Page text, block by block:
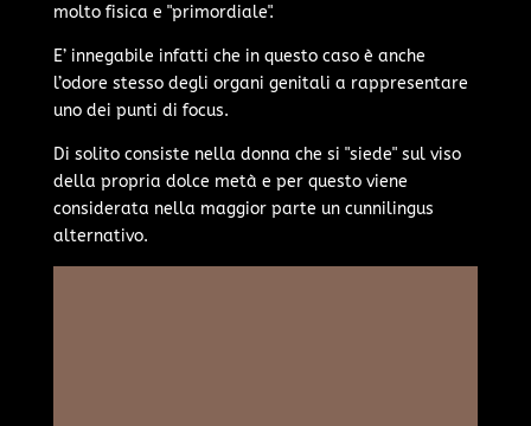
molto fisica e "primordiale".
E’ innegabile infatti che in questo caso è anche
l’odore stesso degli organi genitali a rappresentare
uno dei punti di focus.
Di solito consiste nella donna che si "siede" sul viso
della propria dolce metà e per questo viene
considerata nella maggior parte un cunnilingus
alternativo.